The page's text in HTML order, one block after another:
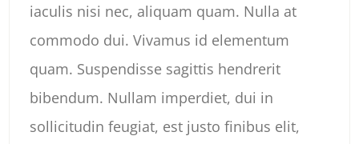
iaculis nisi nec, aliquam quam. Nulla at
commodo dui. Vivamus id elementum
quam. Suspendisse sagittis hendrerit
bibendum. Nullam imperdiet, dui in
sollicitudin feugiat, est justo finibus elit,